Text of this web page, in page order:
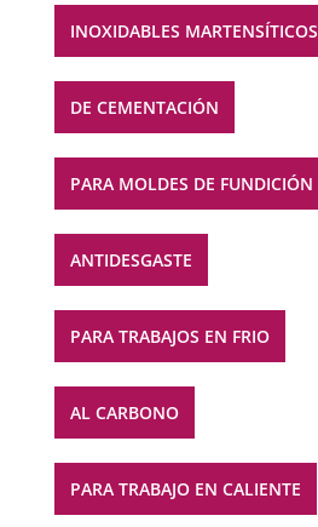
INOXIDABLES MARTENSÍTICOS
DE CEMENTACIÓN
PARA MOLDES DE FUNDICIÓN
ANTIDESGASTE
PARA TRABAJOS EN FRIO
AL CARBONO
PARA TRABAJO EN CALIENTE